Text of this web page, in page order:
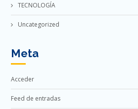
TECNOLOGÍA
Uncategorized
Meta
Acceder
Feed de entradas